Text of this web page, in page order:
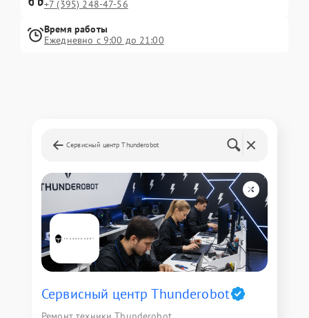
+7 (395) 248-47-56
Время работы
Ежедневно с 9:00 до 21:00
Сервисный центр Thunderobot
Сервисный центр Thunderobot